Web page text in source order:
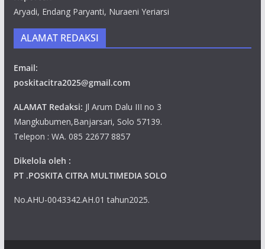
Aryadi, Endang Paryanti, Nuraeni Yeriarsi
ALAMAT REDAKSI
Email:
poskitacitra2025@gmail.com
ALAMAT Redaksi: Jl Arum Dalu III no 3
Mangkubumen,Banjarsari, Solo 57139.
Telepon : WA. 085 22677 8857
Dikelola oleh :
PT .POSKITA CITRA MULTIMEDIA SOLO
No.AHU-0043342.AH.01 tahun2025.